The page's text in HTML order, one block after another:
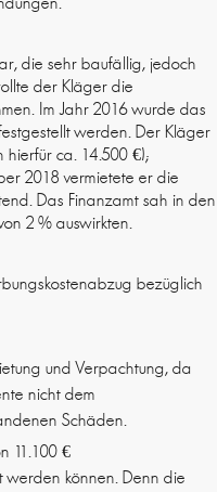
die sehr baufällig, jedoch
der Kläger die
Im Jahr 2016 wurde das
werden. Der Kläger
ca. 14.500 €);
2018 vermietete er die
Das Finanzamt sah in den
2 % auswirkten.
bezüglich
und Verpachtung, da
nicht dem
Schäden.
11.100 €
können. Denn die